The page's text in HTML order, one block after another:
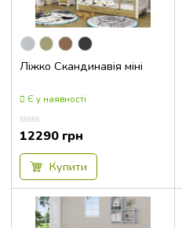
212x190x98
212x192x115
212x201x125
213x168x122
213x176x121
214x102x87
214x129x102
214x129x122
Ліжко Скандинавія міні
Є у наявності
Оцінка
0.00
з
12290 грн
Купити